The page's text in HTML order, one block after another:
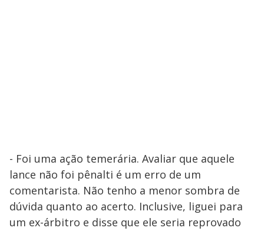
- Foi uma ação temerária. Avaliar que aquele
lance não foi pênalti é um erro de um
comentarista. Não tenho a menor sombra de
dúvida quanto ao acerto. Inclusive, liguei para
um ex-árbitro e disse que ele seria reprovado